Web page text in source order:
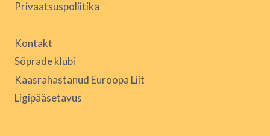
Privaatsuspoliitika
Kontakt
Sõprade klubi
Kaasrahastanud Euroopa Liit
Ligipääsetavus